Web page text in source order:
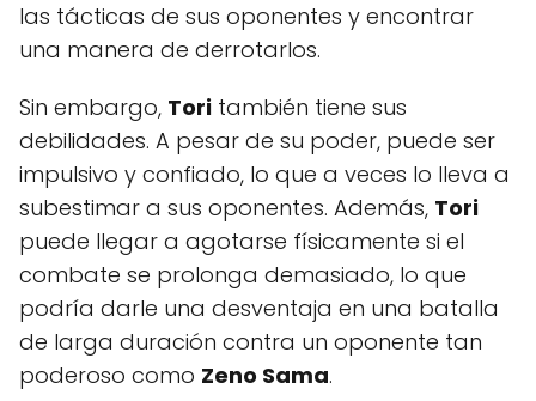
las tácticas de sus oponentes y encontrar
una manera de derrotarlos.
Sin embargo, Tori también tiene sus
debilidades. A pesar de su poder, puede ser
impulsivo y confiado, lo que a veces lo lleva a
subestimar a sus oponentes. Además, Tori
puede llegar a agotarse físicamente si el
combate se prolonga demasiado, lo que
podría darle una desventaja en una batalla
de larga duración contra un oponente tan
poderoso como Zeno Sama.